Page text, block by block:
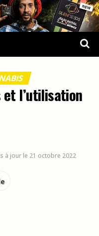
l’utilisation
à jour le 21 octobre 2022